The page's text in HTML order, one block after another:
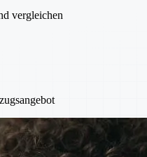
vergleichen